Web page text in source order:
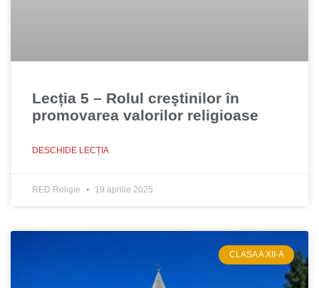
Lecția 5 – Rolul creştinilor în
promovarea valorilor religioase
DESCHIDE LECȚIA
RED Religie 19 aprilie 2025
CLASA A XII-A